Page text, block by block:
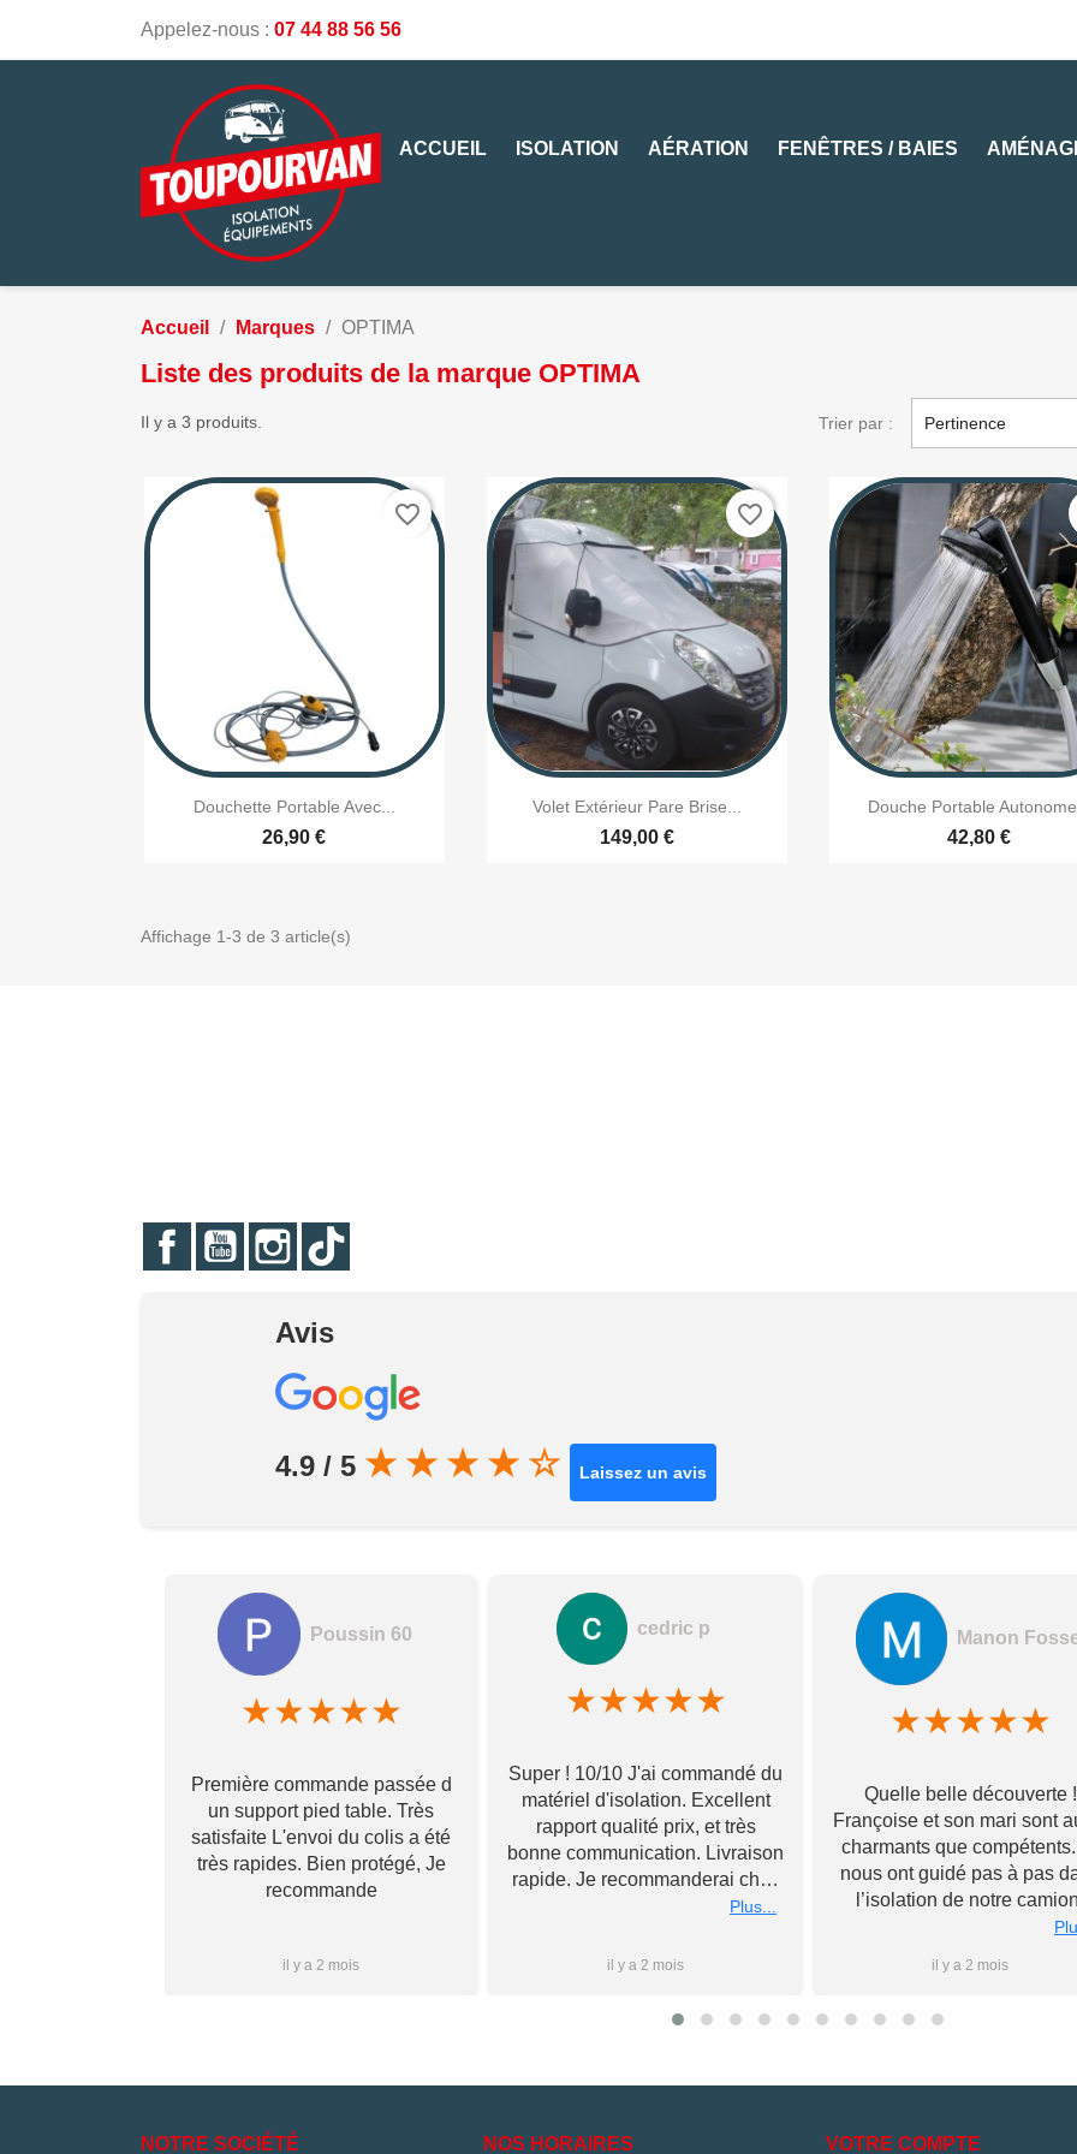
Appelez-nous : 07 44 88 56 56
ACCUEIL ISOLATION AÉRATION FENÊTRES / BAIES
Accueil Marques OPTIMA
Liste des produits de la marque OPTIMA
Il y a 3 produits. Trier par : Pertinence
Aperçu rapide
Douchette Portable Avec...
26,90 €
favorite_border
Aperçu rapide
Volet Extérieur Pare Brise...
149,00 €
favorite_border
 Aperçu rapide
Douche Portable
42,80 €
Affichage 1-3 de 3 article(s)
FacebookYouTubeInstagram
Avis
4.9 / 5 ★ ★ ★ ★ ☆ Laissez un avis
Poussin 60
★★★★★
Première commande passée d
un support pied table. Très
satisfaite L'envoi du colis a été
très rapides. Bien protégé, Je
recommande
il y a 2 mois
cedric p
★★★★★
Super ! 10/10 J'ai commandé du
matériel d'isolation. Excellent
rapport qualité prix, et très
bonne communication. Livraison
rapide. Je recommanderai chez
Toupourvan ! Merci bcpPlus...
il y a 2 mois
Manon
★★★★★
Quelle belle découverte !
Françoise et son mari sont
charmants que
nous ont guidé pas à pas
l’isolation de notre
Souriants et à l’écoute, ils
conseils et n’ont pas
magasin pour nous
nous forcer la main sur
poursuivrons l’aventure
il y a 2 mois
NOTRE SOCIÉTÉ NOS HORAIRES VOTRE COMPTE